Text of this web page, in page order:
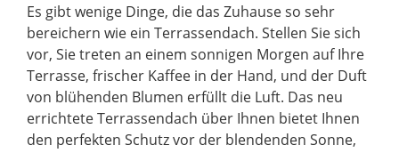
Es gibt wenige Dinge, die das Zuhause so sehr
bereichern wie ein Terrassendach. Stellen Sie sich
vor, Sie treten an einem sonnigen Morgen auf Ihre
Terrasse, frischer Kaffee in der Hand, und der Duft
von blühenden Blumen erfüllt die Luft. Das neu
errichtete Terrassendach über Ihnen bietet Ihnen
den perfekten Schutz vor der blendenden Sonne,